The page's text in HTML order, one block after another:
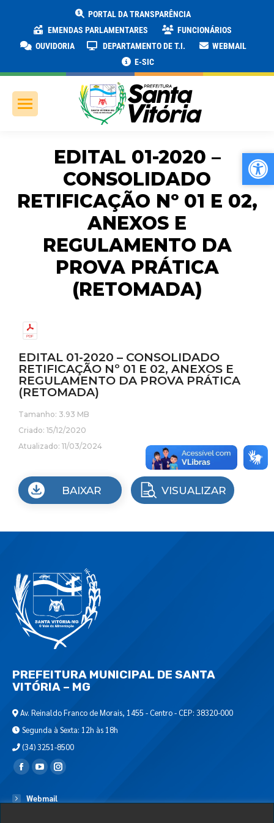
PORTAL DA TRANSPARÊNCIA
EMENDAS PARLAMENTARES
FUNCIONÁRIOS
OUVIDORIA
DEPARTAMENTO DE T.I.
WEBMAIL
E-SIC
EDITAL 01-2020 –
CONSOLIDADO
RETIFICAÇÃO Nº 01 E 02,
ANEXOS E
REGULAMENTO DA
PROVA PRÁTICA
(RETOMADA)
EDITAL 01-2020 – CONSOLIDADO
RETIFICAÇÃO Nº 01 E 02, ANEXOS E
REGULAMENTO DA PROVA PRÁTICA
(RETOMADA)
Tamanho: 3.93 MB
Criado: 15/12/2020
Atualizado: 11/03/2024
BAIXAR VISUALIZAR
PREFEITURA MUNICIPAL DE SANTA
VITÓRIA – MG
Av. Reinaldo Franco de Morais, 1455 - Centro - CEP: 38320-000
Segunda à Sexta: 12h às 18h
(34) 3251-8500
Encontre-nos em:
Webmail